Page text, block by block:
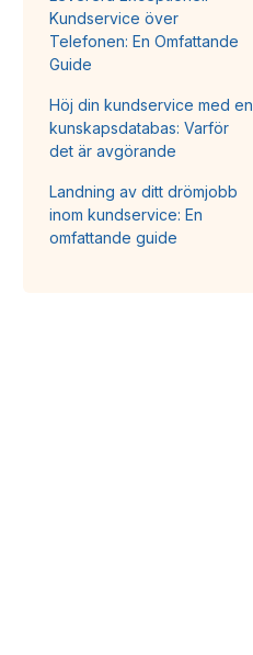
Kundservice över
Telefonen: En Omfattande
Guide
Höj din kundservice med en
kunskapsdatabas: Varför
det är avgörande
Landning av ditt drömjobb
inom kundservice: En
omfattande guide